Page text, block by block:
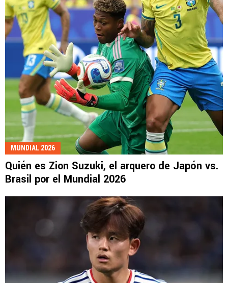
MUNDIAL 2026
Quién es Zion Suzuki, el arquero de Japón vs.
Brasil por el Mundial 2026